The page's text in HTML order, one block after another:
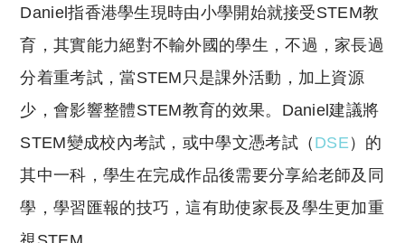
Daniel指香港學生現時由小學開始就接受STEM教
育，其實能力絕對不輸外國的學生，不過，家長過
分着重考試，當STEM只是課外活動，加上資源
少，會影響整體STEM教育的效果。Daniel建議將
STEM變成校內考試，或中學文憑考試（ DSE ）的
其中一科，學生在完成作品後需要分享給老師及同
學，學習匯報的技巧，這有助使家長及學生更加重